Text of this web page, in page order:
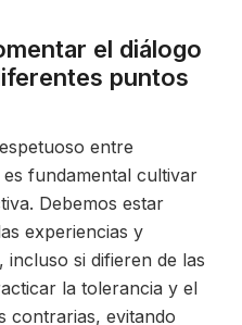
el diálogo
puntos
entre
fundamental cultivar
Debemos estar
experiencias y
incluso si difieren de las
la tolerancia y el
contrarias, evitando